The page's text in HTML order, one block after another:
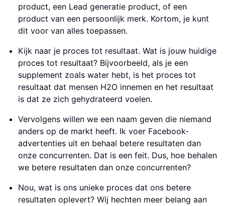
product, een Lead generatie product, of een
product van een persoonlijk merk. Kortom, je kunt
dit voor van alles toepassen.
Kijk naar je proces tot resultaat. Wat is jouw huidige
proces tot resultaat? Bijvoorbeeld, als je een
supplement zoals water hebt, is het proces tot
resultaat dat mensen H2O innemen en het resultaat
is dat ze zich gehydrateerd voelen.
Vervolgens willen we een naam geven die niemand
anders op de markt heeft. Ik voer Facebook-
advertenties uit en behaal betere resultaten dan
onze concurrenten. Dat is een feit. Dus, hoe behalen
we betere resultaten dan onze concurrenten?
Nou, wat is ons unieke proces dat ons betere
resultaten oplevert? Wij hechten meer belang aan